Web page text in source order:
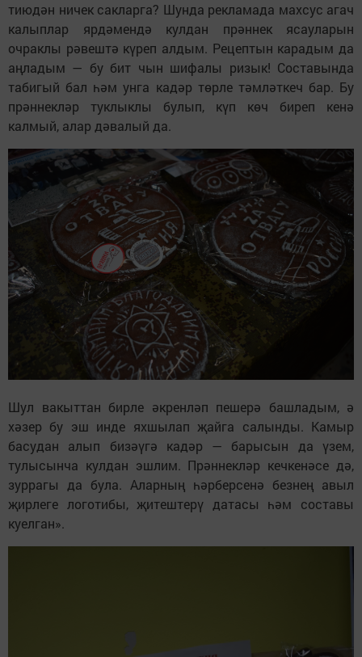
тиюдән ничек сакларга? Шунда рекламада махсус агач
калыплар ярдәмендә кулдан прәннек ясауларын
очраклы рәвештә күреп алдым. Рецептын карадым да
аңладым — бу бит чын шифалы ризык! Составында
табигый бал һәм унга кадәр төрле тәмләткеч бар. Бу
прәннекләр туклыклы булып, күп көч биреп кенә
калмый, алар дәвалый да.
Шул вакыттан бирле әкренләп пешерә башладым, ә
хәзер бу эш инде яхшылап җайга салынды. Камыр
басудан алып бизәүгә кадәр — барысын да үзем,
тулысынча кулдан эшлим. Прәннекләр кечкенәсе дә,
зуррагы да була. Аларның һәрберсенә безнең авыл
җирлеге логотибы, җитештерү датасы һәм составы
куелган».